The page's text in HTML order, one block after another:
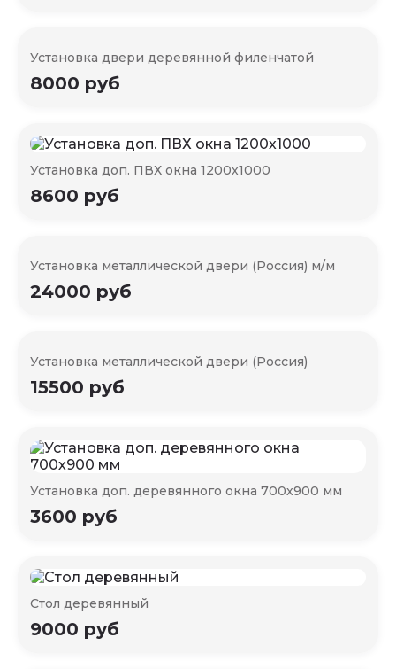
Установка двери деревянной филенчатой
8000 руб
Установка доп. ПВХ окна 1200х1000
8600 руб
Установка металлической двери (Россия) м/м
24000 руб
Установка металлической двери (Россия)
15500 руб
Установка доп. деревянного окна 700х900 мм
3600 руб
Стол деревянный
9000 руб